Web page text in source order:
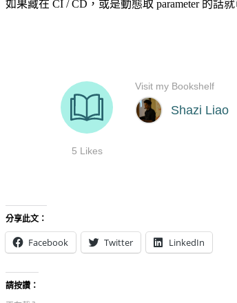
如果藏在 CI / CD，或是動態取 parameter 的話
分享此文：
Facebook Twitter LinkedIn
請按讚：